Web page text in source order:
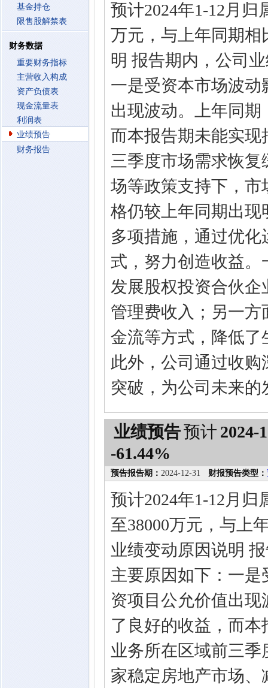
基金持仓
限售股解禁表
财务数据
重要财务指标
主营收入构成
资产负债表
现金流量表
利润表
业绩预告
财务报告
预计2024年1-12月归
万元，与上年同期相
明 报告期内，公司
一是受资本市场波
出现波动。上年同
而本报告期未能实
三季度市场需求恢
场等政策支持下，
格仍较上年同期出
多项措施，通过优
式，努力创造收益
发展股权投资合伙
管理费收入；另一
金流等方式，降低
此外，公司通过收
突破，为公司未来
业绩预告预计 2024-
-61.44%
预告报告期： 2024-12-31 财报预告类型：
预计2024年1-12月
至38000万元，与上
业绩变动原因说明
主要原因如下：一
资项目公允价值出
了良好的收益，而
业务所在区域前三
家稳定房地产市场